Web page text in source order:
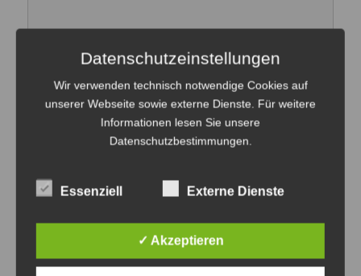
Beitragsnavigation
Vorheriger
Was ist Intelligenz?
WEITER
Datenschutzeinstellungen
Wir verwenden technisch notwendige Cookies auf
unserer Webseite sowie externe Dienste. Für weitere
Informationen lesen Sie unsere
Datenschutzbestimmungen.
Essenziell Externe Dienste
✓ Akzeptieren